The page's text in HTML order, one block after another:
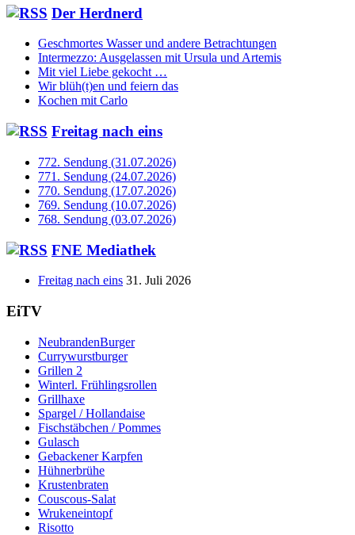
Der Herdnerd
Geschmortes Wasser und andere Betrachtungen
Intermezzo: Ausgelassen mit Ursula und Artemis
Mit viel Liebe gekocht …
Wir blüh(t)en und feiern das
Kochen mit Carlo
Freitag nach eins
772. Sendung (31.07.2026)
771. Sendung (24.07.2026)
770. Sendung (17.07.2026)
769. Sendung (10.07.2026)
768. Sendung (03.07.2026)
FNE Mediathek
Freitag nach eins 31. Juli 2026
EiTV
NeubrandenBurger
Currywurstburger
Grillen 2
Winterl. Frühlingsrollen
Grillhaxe
Spargel / Hollandaise
Fischstäbchen / Pommes
Gulasch
Gebackener Karpfen
Hühnerbrühe
Krustenbraten
Couscous-Salat
Wrukeneintopf
Risotto